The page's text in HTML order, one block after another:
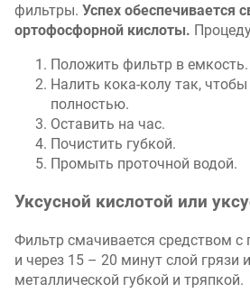
фильтры. Успех обеспечивается
ортофосфорной кислоты.
Положить фильтр в емкость.
Налить кока-колу так,
полностью.
Оставить на час.
Почистить губкой.
Промыть проточной водой.
Уксусной кислотой или
Фильтр смачивается средством
и через 15 – 20 минут слой грязи
металлической губкой и тряпкой.